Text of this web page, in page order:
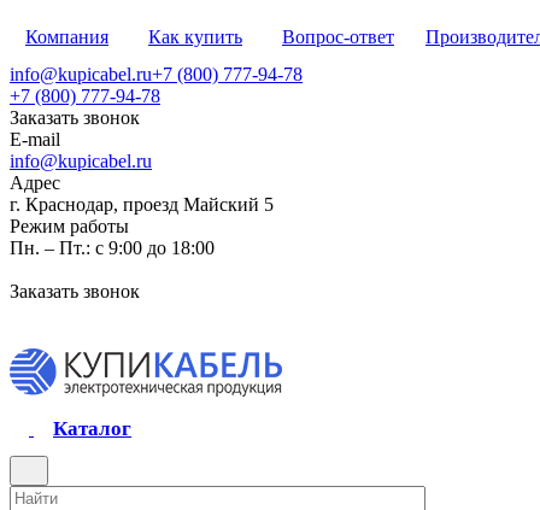
Компания Как купить Вопрос-ответ
info@kupicabel.ru+7 (800) 777-94-78
+7 (800) 777-94-78
Заказать звонок
E-mail
info@kupicabel.ru
Адрес
г. Краснодар, проезд Майский 5
Режим работы
Пн. – Пт.: с 9:00 до 18:00
Заказать звонок
Каталог